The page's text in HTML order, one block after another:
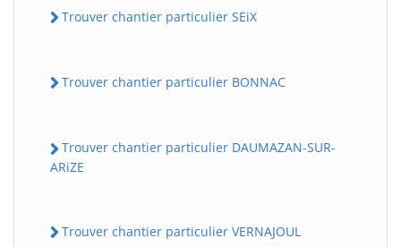
Trouver chantier particulier SEiX
Trouver chantier particulier BONNAC
Trouver chantier particulier DAUMAZAN-SUR-
ARiZE
Trouver chantier particulier VERNAJOUL